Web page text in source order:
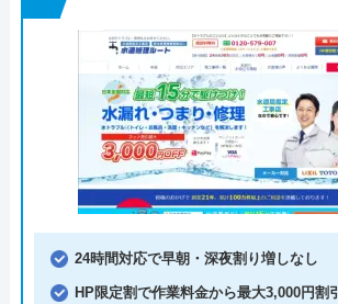
24時間対応で早朝・深夜割り増しなし
HP限定割で作業料金から最大3,000円割引